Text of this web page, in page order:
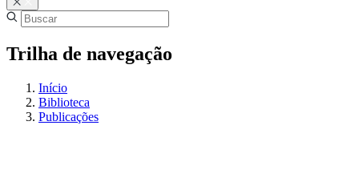
Trilha de navegação
Início
Biblioteca
Publicações